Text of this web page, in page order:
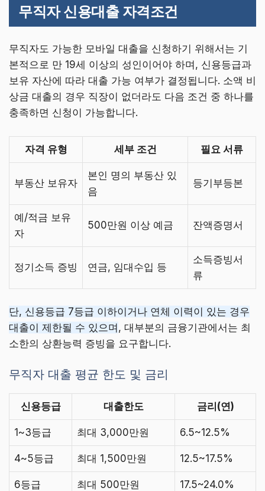
무직자 신용대출 자격조건
무직자도 가능한 모바일 대출을 신청하기 위해서는 기
본적으로 만 19세 이상의 성인이어야 하며, 신용등급과
보유 자산에 따라 대출 가능 여부가 결정됩니다. 소액 비
상금 대출의 경우 직장이 없더라도 다음 조건 중 하나를
충족하면 신청이 가능합니다.
자격 유형 세부 조건 필요 서류
부동산 보유자
본인 명의 부동산 있
음
등기부등본
예/적금 보유
자
500만원 이상 예금 잔액증명서
정기소득 증빙 연금, 임대수입 등
소득증빙서
류
단, 신용등급 7등급 이하이거나 연체 이력이 있는 경우
대출이 제한될 수 있으며 , 대부분의 금융기관에서는 최
소한의 상환능력 증빙을 요구합니다.
무직자 대출 평균 한도 및 금리
신용등급 대출한도 금리(연)
1~3등급 최대 3,000만원 6.5~12.5%
4~5등급 최대 1,500만원 12.5~17.5%
6등급 최대 500만원 17.5~24.0%